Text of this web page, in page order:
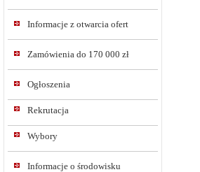
Informacje z otwarcia ofert
Zamówienia do 170 000 zł
Ogłoszenia
Rekrutacja
Wybory
Informacje o środowisku